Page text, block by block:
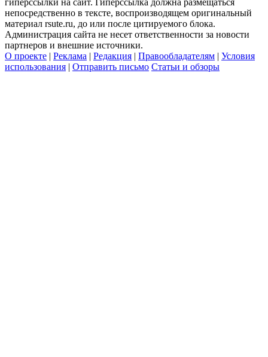
гиперссылки на сайт. Гиперссылка должна размещаться
непосредственно в тексте, воспроизводящем оригинальный
материал rsute.ru, до или после цитируемого блока.
Администрация сайта не несет ответственности за новости
партнеров и внешние источники.
О проекте | Реклама | Редакция | Правообладателям | Условия
использования | Отправить письмо Статьи и обзоры